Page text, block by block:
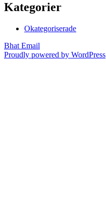
Kategorier
Okategoriserade
Bhat Email
Proudly powered by WordPress